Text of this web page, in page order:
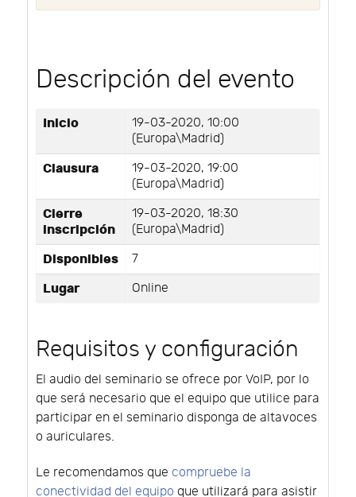
Descripción del evento
Inicio
19-03-2020, 10:00
(Europa\Madrid)
Clausura
19-03-2020, 19:00
(Europa\Madrid)
Cierre
inscripción
19-03-2020, 18:30
(Europa\Madrid)
Disponibles 7
Lugar Online
Requisitos y configuración
El audio del seminario se ofrece por VoIP, por lo
que será necesario que el equipo que utilice para
participar en el seminario disponga de altavoces
o auriculares.
Le recomendamos que compruebe la
conectividad del equipo que utilizará para asistir